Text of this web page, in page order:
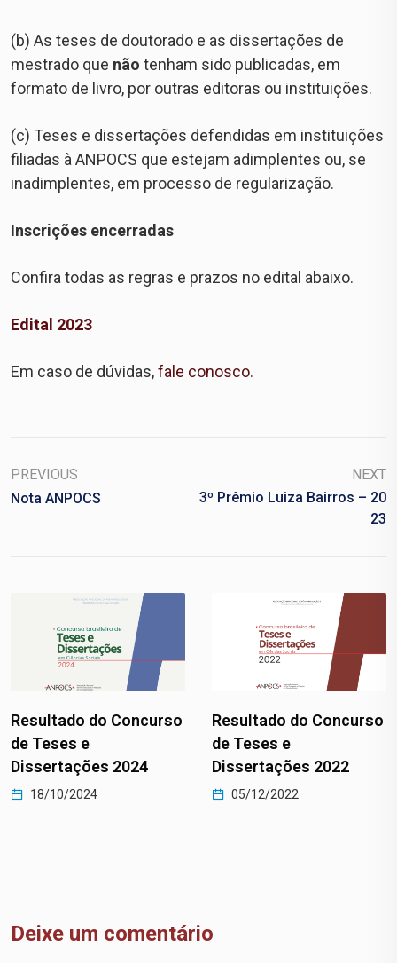
(b) As teses de doutorado e as dissertações de
mestrado que não tenham sido publicadas, em
formato de livro, por outras editoras ou instituições.
(c) Teses e dissertações defendidas em instituições
filiadas à ANPOCS que estejam adimplentes ou, se
inadimplentes, em processo de regularização.
Inscrições encerradas
Confira todas as regras e prazos no edital abaixo.
Edital 2023
Em caso de dúvidas,fale conosco.
PREVIOUS
Nota ANPOCS
NEXT
3º Prêmio Luiza Bairros – 20
23
Resultado do Concurso
de Teses e
Dissertações 2022
05/12/2022
Resultados do
Concurso ANPOCS de
Teses e Dissertações…
02/12/2021
Deixe um comentário